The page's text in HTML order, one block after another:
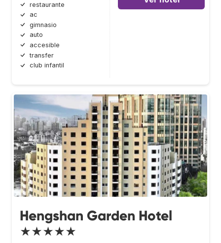
restaurante
ac
gimnasio
auto
accesible
transfer
club infantil
Hengshan Garden Hotel
★★★★★